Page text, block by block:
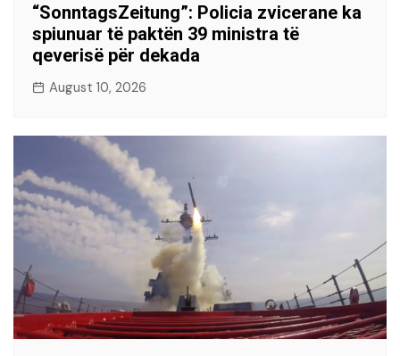
“SonntagsZeitung”: Policia zvicerane ka
spiunuar të paktën 39 ministra të
qeverisë për dekada
August 10, 2026